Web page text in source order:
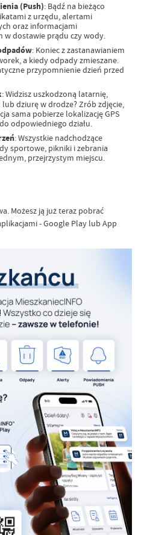
(Push): Bądź na bieżąco
z urzędu, alertami
oraz informacjami
w dostawie prądu czy wody.
: Koniec z zastanawianiem
a kiedy odpady zmieszane.
przypomnienie dzień przed
: Widzisz uszkodzoną latarnię,
lub dziurę w drodze? Zrób zdjęcie,
sama pobierze lokalizację GPS
odpowiedniego działu.
: Wszystkie nadchodzące
sportowe, pikniki i zebrania
przejrzystym miejscu.
Możesz ją już teraz pobrać
- Google Play lub App